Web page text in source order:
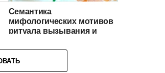
Семантика
мифологических мотивов
ритуала вызывания и
езидов Армении